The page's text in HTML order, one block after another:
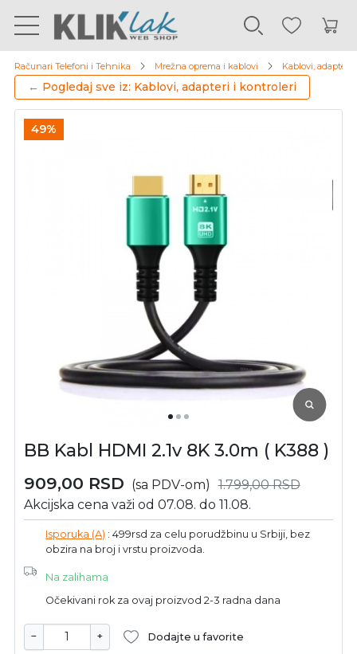
Računari Telefoni i Tehnika Mrežna oprema i kablovi Kablovi, adapteri
← Pogledaj sve iz: Kablovi, adapteri i kontroleri
49%
BB Kabl HDMI 2.1v 8K 3.0m ( K388 )
909,00 RSD (sa PDV-om) 1.799,00RSD
Akcijska cena važi od 07.08. do 11.08.
Isporuka (A) : 499rsd za celu porudžbinu u Srbiji, bez
obzira na broj i vrstu proizvoda.
Na zalihama
Očekivani rok za ovaj proizvod 2-3 radna dana
− + Dodajte u favorite